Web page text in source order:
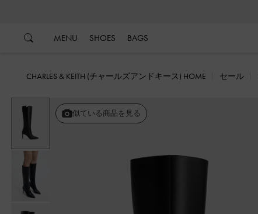
MENU SHOES BAGS
CHARLES & KEITH (チャールズアンドキース) HOME セール
戻る 似ている商品を見る